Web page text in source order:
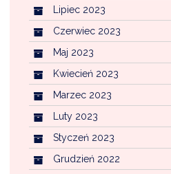
Lipiec 2023
Czerwiec 2023
Maj 2023
Kwiecień 2023
Marzec 2023
Luty 2023
Styczeń 2023
Grudzień 2022